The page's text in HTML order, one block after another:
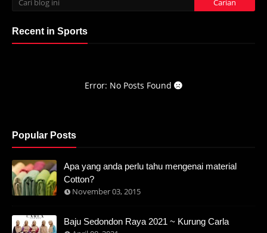
Recent in Sports
Error: No Posts Found
Popular Posts
Apa yang anda perlu tahu mengenai material
Cotton?
November 03, 2015
Baju Sedondon Raya 2021 ~ Kurung Carla